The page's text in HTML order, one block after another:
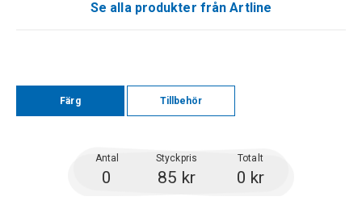
Se alla produkter från Artline
Färg Tillbehör
Antal Styckpris Totalt
0 85 kr 0 kr